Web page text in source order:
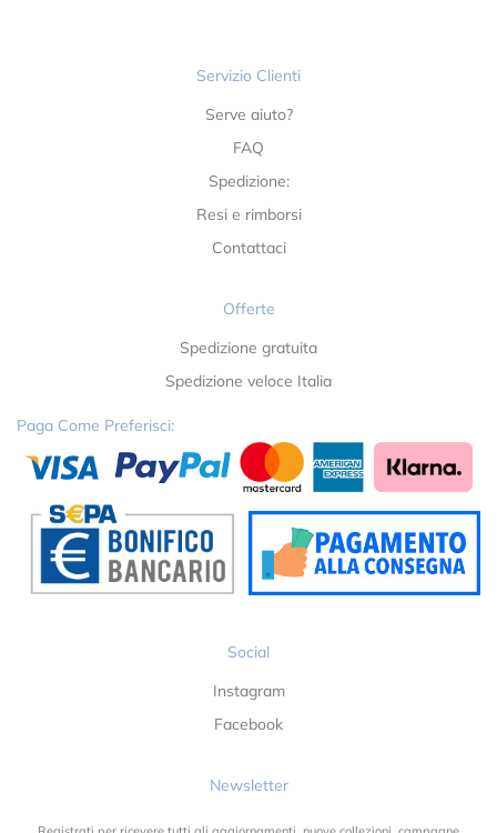
Servizio Clienti
Serve aiuto?
FAQ
Spedizione:
Resi e rimborsi
Contattaci
Offerte
Spedizione gratuita
Spedizione veloce Italia
Paga Come Preferisci:
Social
Instagram
Facebook
Newsletter